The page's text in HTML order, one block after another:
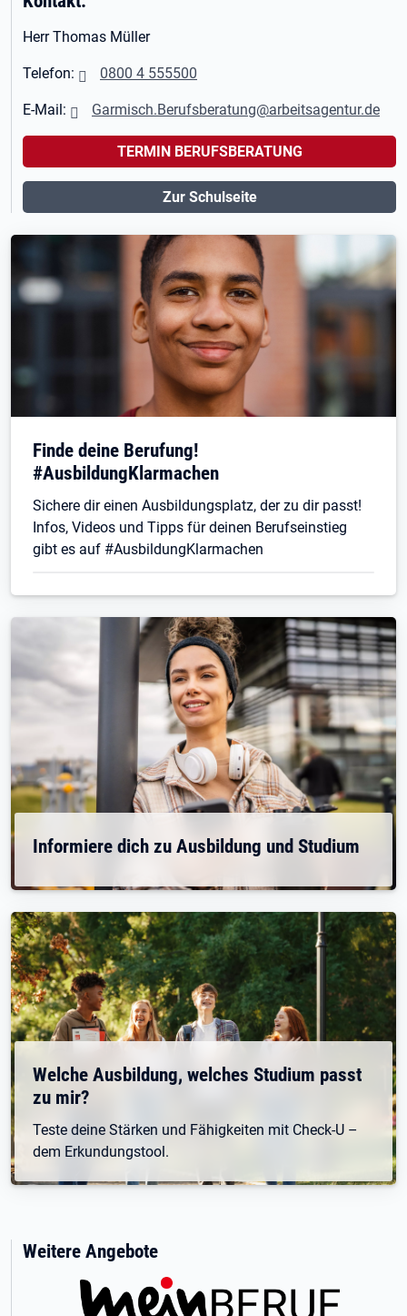
Herr Thomas Müller
Telefon: 0800 4 555500
E-Mail: Garmisch.Berufsberatung@arbeitsagentur.de
TERMIN BERUFSBERATUNG
Zur Schulseite
Finde deine Berufung!
#AusbildungKlarmachen
Sichere dir einen Ausbildungsplatz, der zu dir passt!
Infos, Videos und Tipps für deinen Berufseinstieg
gibt es auf #AusbildungKlarmachen
Informiere dich zu Ausbildung und Studium
Welche Ausbildung, welches Studium passt
zu mir?
Teste deine Stärken und Fähigkeiten mit Check-U –
dem Erkundungstool.
Weitere Angebote